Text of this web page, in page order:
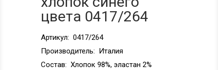
цвета 0417/264
Артикул: 0417/264
Производитель: Италия
Состав: Хлопок 98%, эластан 2%